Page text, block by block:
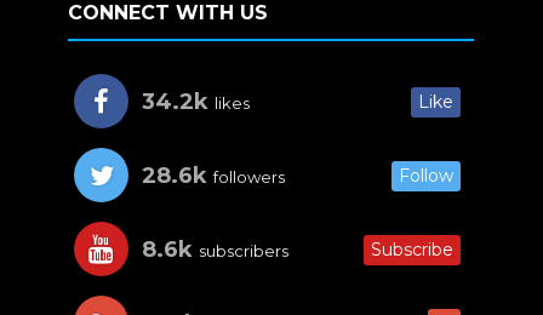
CONNECT WITH US
34.2k likes Like
28.6k followers Follow
8.6k subscribers Subscribe